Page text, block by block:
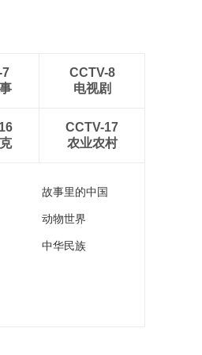
7
CCTV-8
电视剧
CCTV-17
农业农村
故事里的中国
动物世界
中华民族